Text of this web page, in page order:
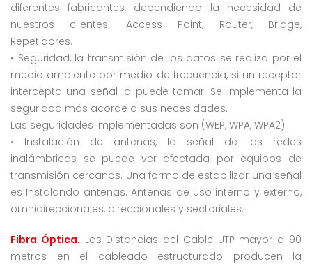
diferentes fabricantes, dependiendo la necesidad de
nuestros clientes. Access Point, Router, Bridge,
Repetidores.
• Seguridad, la transmisión de los datos se realiza por el
medio ambiente por medio de frecuencia, si un receptor
intercepta una señal la puede tomar. Se Implementa la
seguridad más acorde a sus necesidades.
Las seguridades implementadas son (WEP, WPA, WPA2).
• Instalación de antenas, la señal de las redes
inalámbricas se puede ver afectada por equipos de
transmisión cercanos. Una forma de estabilizar una señal
es Instalando antenas. Antenas de uso interno y externo,
omnidireccionales, direccionales y sectoriales.
Fibra Óptica. Las Distancias del Cable UTP mayor a 90
metros en el cableado estructurado producen la